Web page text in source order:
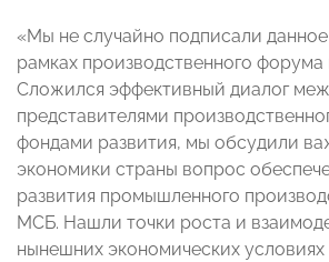
«Мы не случайно подписали
рамках производственного форума
Сложился эффективный диалог
представителями
фондами развития, мы обсудили
экономики страны вопрос
развития промышленного
МСБ. Нашли точки роста и
нынешних экономических условиях